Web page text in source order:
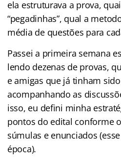
ela estruturava a prova,
“pegadinhas”, qual a
média de questões para
Passei a primeira semana
lendo dezenas de provas,
e amigas que já tinham
acompanhando as
isso, eu defini minha
pontos do edital conforme
súmulas e enunciados
época).